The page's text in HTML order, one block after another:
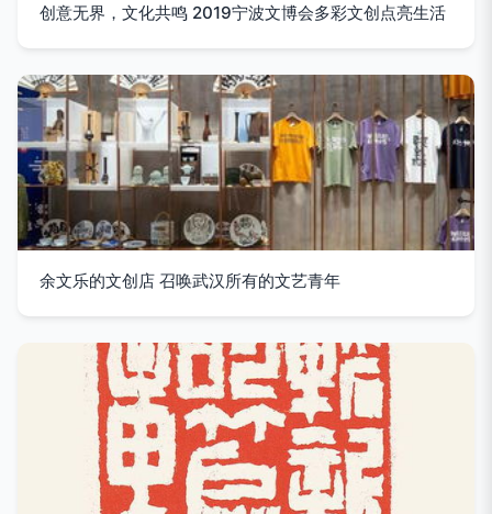
创意无界，文化共鸣 2019宁波文博会多彩文创点亮生活
余文乐的文创店 召唤武汉所有的文艺青年